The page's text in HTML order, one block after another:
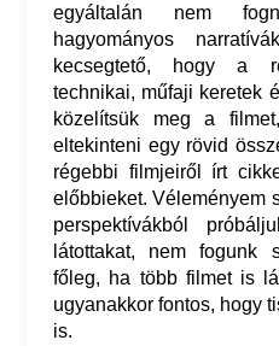
egyáltalán nem
hagyományos
kecsegtető, hogy a
technikai, műfaji keretek
közelítsük meg a
eltekinteni egy rövid
régebbi filmjeiről írt
előbbieket. Véleményem
perspektívákból
látottakat, nem fogunk
főleg, ha több filmet is
ugyanakkor fontos, hogy
is.